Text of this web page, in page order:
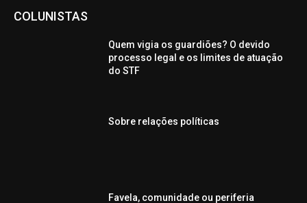
COLUNISTAS
Quem vigia os guardiões? O devido
processo legal e os limites de atuação
do STF
Sobre relações políticas
Favela, comunidade ou periferia